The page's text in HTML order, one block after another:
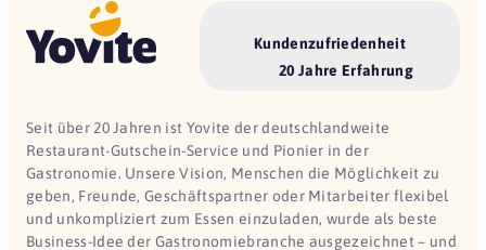
Kundenzufriedenheit
20 Jahre Erfahrung
Seit über 20 Jahren ist Yovite der deutschlandweite
Restaurant-Gutschein-Service und Pionier in der
Gastronomie. Unsere Vision, Menschen die Möglichkeit zu
geben, Freunde, Geschäftspartner oder Mitarbeiter flexibel
und unkompliziert zum Essen einzuladen, wurde als beste
Business-Idee der Gastronomiebranche ausgezeichnet – und